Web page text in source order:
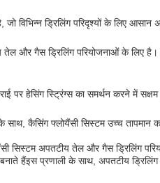
जो विभिन्न ड्रिलिंग परिदृश्यों के लिए
और गैस ड्रिलिंग परियोजनाओं के लिए है।
पर हेसिंग स्ट्रिंग्स का समर्थन करने में
कैसिंग फ्लोयैंसी सिस्टम उच्च तापमान
सिस्टम अपतटीय तेल और गैस ड्रिलिंग
हैंइस प्रणाली के साथ, अपतटीय